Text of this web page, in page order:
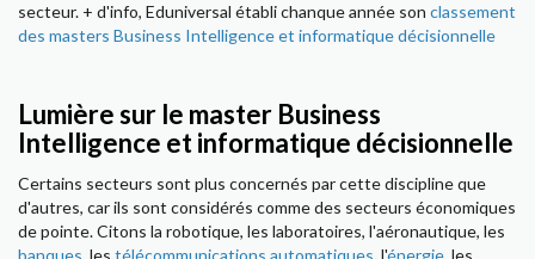
secteur. + d'info, Eduniversal établi chanque année son classement
des masters Business Intelligence et informatique décisionnelle
Lumière sur le master Business
Intelligence et informatique décisionnelle
Certains secteurs sont plus concernés par cette discipline que
d'autres, car ils sont considérés comme des secteurs économiques
de pointe. Citons la robotique, les laboratoires, l'aéronautique, les
banques, les télécommunications automatiques, l'énergie, les